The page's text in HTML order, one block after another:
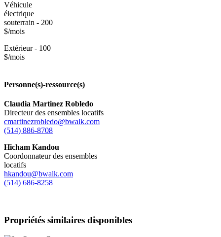
Véhicule
électrique
souterrain - 200
$/mois
Extérieur - 100
$/mois
Personne(s)-ressource(s)
Claudia Martinez Robledo
Directeur des ensembles locatifs
cmartinezrobledo@bwalk.com
(514) 886-8708
Hicham Kandou
Coordonnateur des ensembles
locatifs
hkandou@bwalk.com
(514) 686-8258
Propriétés similaires disponibles